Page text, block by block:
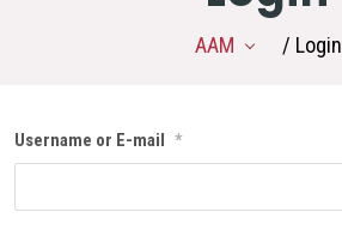
AAM / Login
Username or E-mail *